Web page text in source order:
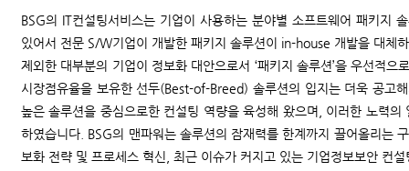
BSG의 IT컨설팅서비스는 기업이 사용하는 분야별 소프트웨어 패키지
있어서 전문 S/W기업이 개발한 패키지 솔루션이 in-house 개발을 대체
제외한 대부분의 기업이 정보화 대안으로서 ‘패키지 솔루션’을 우선적
시장점유율을 보유한 선두(Best-of-Breed) 솔루션의 입지는 더욱 공고
높은 솔루션을 중심으로한 컨설팅 역량을 육성해 왔으며, 이러한 노력
하였습니다. BSG의 맨파워는 솔루션의 잠재력를 한계까지 끌어올리는
보화 전략 및 프로세스 혁신, 최근 이슈가 커지고 있는 기업정보보안 컨